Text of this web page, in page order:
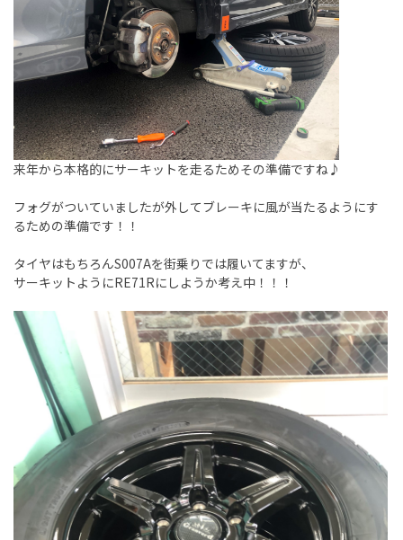
来年から本格的にサーキットを走るためその準備ですね♪
フォグがついていましたが外してブレーキに風が当たるようにす
るための準備です！！
タイヤはもちろんS007Aを街乗りでは履いてますが、
サーキットようにRE71Rにしようか考え中！！！